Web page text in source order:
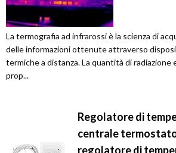
La termografia ad infrarossi è la scienza di
delle informazioni ottenute attraverso
termiche a distanza. La quantità di radiazione
prop...
Regolatore di
centrale
regolatore di